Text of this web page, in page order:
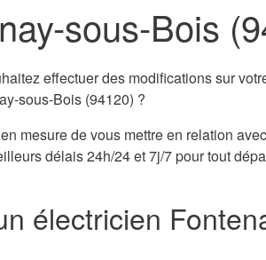
sous-Bois
effectuer des modifications sur
sous-Bois (94120) ?
mesure de vous mettre en relation
délais 24h/24 et 7j/7 pour tout
électricien